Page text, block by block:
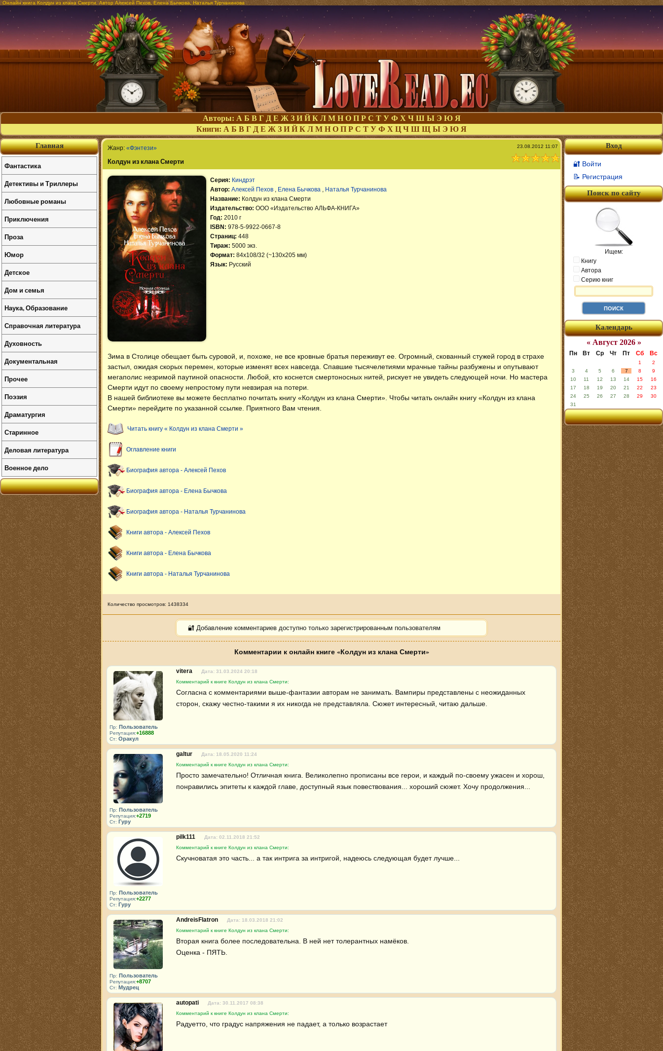
Онлайн книга Колдун из клана Смерти. Автор Алексей Пехов, Елена Бычкова, Наталья Турчанинова
Авторы: А Б В Г Д Е Ж З И Й К Л М Н О П Р С Т У Ф Х Ч Ш Ы Э Ю Я
Книги: А Б В Г Д Е Ж З И Й К Л М Н О П Р С Т У Ф Х Ц Ч Ш Щ Ы Э Ю Я
Жанр: «Фэнтези»
Колдун из клана Смерти
23.08.2012 11:07
Серия: Киндрэт
Автор: Алексей Пехов , Елена Бычкова , Наталья Турчанинова
Название: Колдун из клана Смерти
Издательство: ООО «Издательство АЛЬФА-КНИГА»
Год: 2010 г
ISBN: 978-5-9922-0667-8
Страниц: 448
Тираж: 5000 экз.
Формат: 84x108/32 (~130х205 мм)
Язык: Русский
Зима в Столице обещает быть суровой, и, похоже, не все кровные братья переживут ее. Огромный, скованный стужей город в страхе
застыл, ожидая скорых перемен, которые изменят всех навсегда. Спавшие тысячелетиями мрачные тайны разбужены и опутывают
мегаполис незримой паутиной опасности. Любой, кто коснется смертоносных нитей, рискует не увидеть следующей ночи. Но мастера
Смерти идут по своему непростому пути невзирая на потери.
В нашей библиотеке вы можете бесплатно почитать книгу «Колдун из клана Смерти» . Чтобы читать онлайн книгу «Колдун из клана
Смерти» перейдите по указанной ссылке. Приятного Вам чтения.
Читать книгу « Колдун из клана Смерти »
Оглавление книги
Биография автора - Алексей Пехов
Биография автора - Елена Бычкова
Биография автора - Наталья Турчанинова
Книги автора - Алексей Пехов
Книги автора - Елена Бычкова
Книги автора - Наталья Турчанинова
Количество просмотров: 1438334
🔐 Добавление комментариев доступно только зарегистрированным пользователям
Комментарии к онлайн книге «Колдун из клана Смерти»
Пр: Пользователь
Репутация:+16888
Ст: Оракул
vitera
Дата: 31.03.2024 20:18
Комментарий к книге Колдун из клана Смерти:
Согласна с комментариями выше-фантазии авторам не занимать. Вампиры представлены с неожиданных
сторон, скажу честно-такими я их никогда не представляла. Сюжет интересный, читаю дальше.
Пр: Пользователь
Репутация:+2719
Ст: Гуру
galtur
Дата: 18.05.2020 11:24
Комментарий к книге Колдун из клана Смерти:
Просто замечательно! Отличная книга. Великолепно прописаны все герои, и каждый по-своему ужасен и хорош,
понравились эпитеты к каждой главе, доступный язык повествования... хороший сюжет. Хочу продолжения...
Пр: Пользователь
Репутация:+2277
Ст: Гуру
pilk111
Дата: 02.11.2018 21:52
Комментарий к книге Колдун из клана Смерти:
Скучноватая это часть... а так интрига за интригой, надеюсь следующая будет лучше...
Пр: Пользователь
Репутация:+8707
Ст: Мудрец
AndreisFlatron
Дата: 18.03.2018 21:02
Комментарий к книге Колдун из клана Смерти:
Вторая книга более последовательна. В ней нет толерантных намёков.
Оценка - ПЯТЬ.
autopati
Дата: 30.11.2017 08:38
Комментарий к книге Колдун из клана Смерти:
Радуетто, что градус напряжения не падает, а только возрастает
Вход
🔐 Войти
📝 Регистрация
Поиск по сайту
Ищем:
Книгу
Автора
Серию книг
Календарь
« Август 2026 »
Пн Вт Ср Чт Пт Сб Вс
1
2
3
4 5 6 7 8
9
10
11 12 13 14 15
16
17
18 19 20 21 22
23
24
25 26 27 28 29
30
31
Главная
Фантастика
Детективы и Триллеры
Любовные романы
Приключения
Проза
Юмор
Детское
Дом и семья
Наука, Образование
Справочная литература
Духовность
Документальная
Прочее
Поэзия
Драматургия
Старинное
Деловая литература
Военное дело